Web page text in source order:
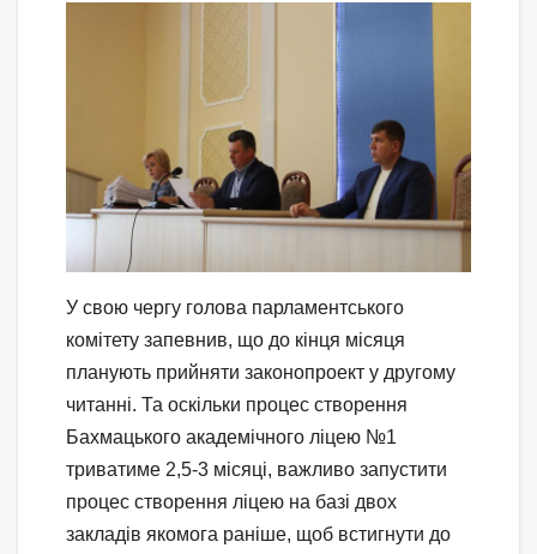
У свою чергу голова парламентського
комітету запевнив, що до кінця місяця
планують прийняти законопроект у другому
читанні. Та оскільки процес створення
Бахмацького академічного ліцею №1
триватиме 2,5-3 місяці, важливо запустити
процес створення ліцею на базі двох
закладів якомога раніше, щоб встигнути до